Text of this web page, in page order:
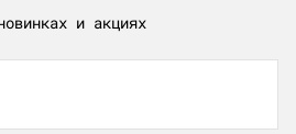
и акциях